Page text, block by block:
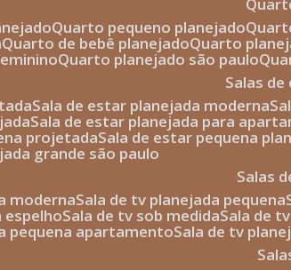
quarto pequeno planejado
quarto de bebê planejado quarto
quarto planejado são paulo
salas
sala de estar planejada moderna
sala de estar planejada para
projetada sala de estar pequena
grande são paulo
salas
moderna sala de tv planejada pequena
espelho sala de tv sob medida sala de
pequena apartamento sala de tv